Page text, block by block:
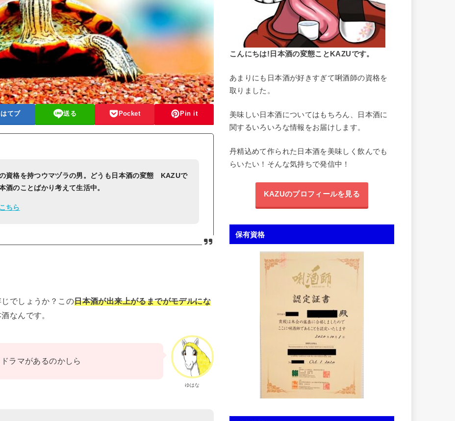
はてブ 送る Pocket Pin it
資格を持つウマヅラの男。どうも日本酒の変態 KAZUで
酒のことばかり考えて生活中。
ちら
でしょうか？この日本酒が出来上がるまでがモデルにな
なんです。
ゆはな
ラマがあるのかしら
こんにちは!日本酒の変態ことKAZUです。
あまりにも日本酒が好きすぎて唎酒師の資格を
取りました。
美味しい日本酒についてはもちろん、日本酒に
関するいろいろな情報をお届けします。
丹精込めて作られた日本酒を美味しく飲んでも
らいたい！そんな気持ちで発信中！
KAZUのプロフィールを見る
保有資格